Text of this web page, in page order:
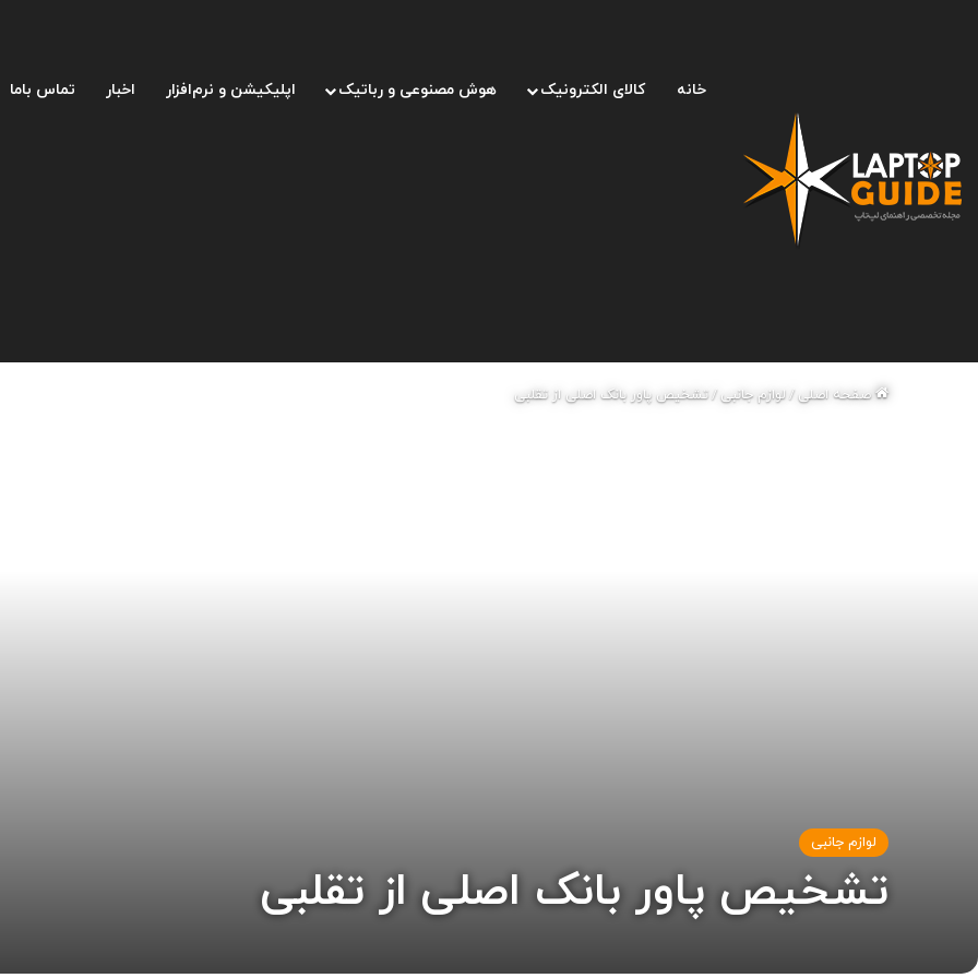
خانه کالای الکترونیک هوش مصنوعی و رباتیک اپلیکیشن و نرم‌افزار اخبار تماس باما
صفحه اصلی/لوازم جانبی/تشخیص پاور بانک اصلی از تقلبی
لوازم جانبی
تشخیص پاور بانک اصلی از تقلبی